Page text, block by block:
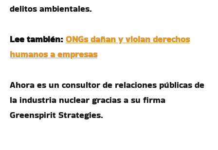
delitos ambientales.
Lee también: ONGs dañan y violan derechos
humanos a empresas
Ahora es un consultor de relaciones públicas de
la industria nuclear gracias a su firma
Greenspirit Strategies.